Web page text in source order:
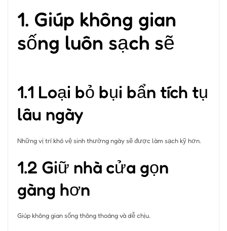
1. Giúp không gian
sống luôn sạch sẽ
1.1 Loại bỏ bụi bẩn tích tụ
lâu ngày
Những vị trí khó vệ sinh thường ngày sẽ được làm sạch kỹ hơn.
1.2 Giữ nhà cửa gọn
gàng hơn
Giúp không gian sống thông thoáng và dễ chịu.